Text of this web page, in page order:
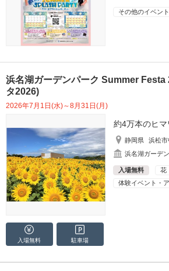
その他のイベント
浜名湖ガーデンパーク Summer Festa
タ2026)
2026年7月1日(水)～8月31日(月)
約4万本のヒ
静岡県
浜松市
浜名湖ガーデ
入場無料
花
体験イベント・
入場無料 駐車場